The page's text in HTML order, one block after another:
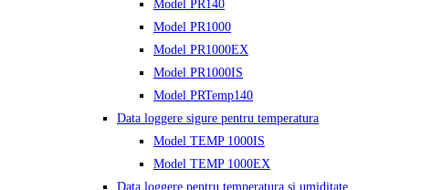
Model PR140
Model PR1000
Model PR1000EX
Model PR1000IS
Model PRTemp140
Data loggere sigure pentru temperatura
Model TEMP 1000IS
Model TEMP 1000EX
Data loggere pentru temperatura si umiditate